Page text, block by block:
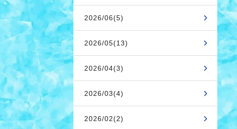
2026/06(5)
2026/05(13)
2026/04(3)
2026/03(4)
2026/02(2)